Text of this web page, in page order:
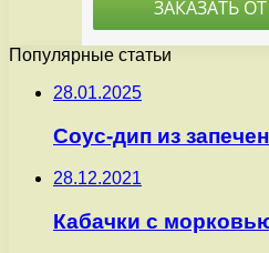
Популярные статьи
28.01.2025
Соус-дип из
28.12.2021
Кабачки с